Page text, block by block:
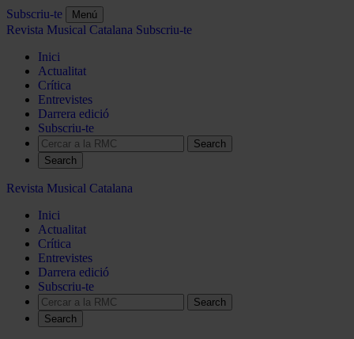
Subscriu-te Menú
Revista Musical Catalana Subscriu-te
Inici
Actualitat
Crítica
Entrevistes
Darrera edició
Subscriu-te
Search
Revista Musical Catalana
Inici
Actualitat
Crítica
Entrevistes
Darrera edició
Subscriu-te
Search